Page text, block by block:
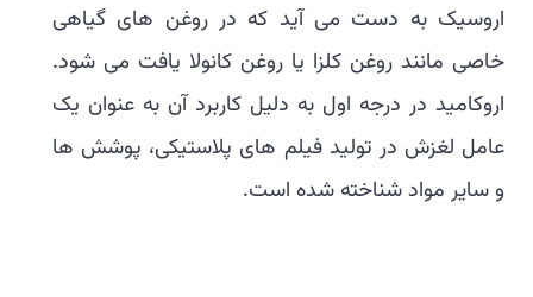
اروسیک به دست می آید که در روغن های گیاهی
خاصی مانند روغن کلزا یا روغن کانولا یافت می شود.
اروکامید در درجه اول به دلیل کاربرد آن به عنوان یک
عامل لغزش در تولید فیلم های پلاستیکی، پوشش ها
و سایر مواد شناخته شده است.